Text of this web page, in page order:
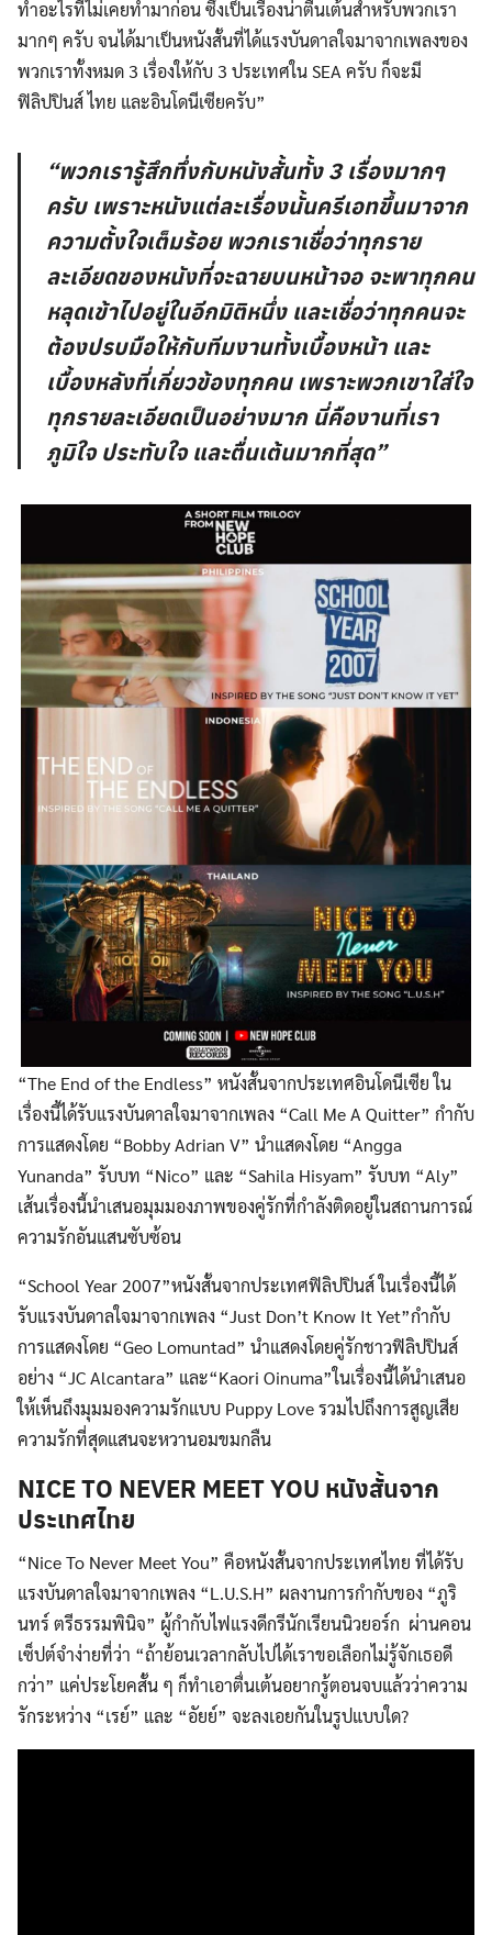
ทำอะไรที่ไม่เคยทำมาก่อน ซึ่งเป็นเรื่องน่าตื่นเต้นสำหรับพวกเรา
มากๆ ครับ จนได้มาเป็นหนังสั้นที่ได้แรงบันดาลใจมาจากเพลงของ
พวกเราทั้งหมด 3 เรื่องให้กับ 3 ประเทศใน SEA ครับ ก็จะมี
ฟิลิปปินส์ ไทย และอินโดนีเซียครับ”
“พวกเรารู้สึกทึ่งกับหนังสั้นทั้ง 3 เรื่องมากๆ
ครับ เพราะหนังแต่ละเรื่องนั้นครีเอทขึ้นมาจาก
ความตั้งใจเต็มร้อย พวกเราเชื่อว่าทุกราย
ละเอียดของหนังที่จะฉายบนหน้าจอ จะพาทุกคน
หลุดเข้าไปอยู่ในอีกมิติหนึ่ง และเชื่อว่าทุกคนจะ
ต้องปรบมือให้กับทีมงานทั้งเบื้องหน้า และ
เบื้องหลังที่เกี่ยวข้องทุกคน เพราะพวกเขาใส่ใจ
ทุกรายละเอียดเป็นอย่างมาก นี่คืองานที่เรา
ภูมิใจ ประทับใจ และตื่นเต้นมากที่สุด”
“The End of the Endless” หนังสั้นจากประเทศอินโดนีเซีย ใน
เรื่องนี้ได้รับแรงบันดาลใจมาจากเพลง “Call Me A Quitter” กำกับ
การแสดงโดย “Bobby Adrian V” นำแสดงโดย “Angga
Yunanda” รับบท “Nico” และ “Sahila Hisyam” รับบท “Aly”
เส้นเรื่องนี้นำเสนอมุมมองภาพของคู่รักที่กำลังติดอยู่ในสถานการณ์
ความรักอันแสนซับซ้อน
“School Year 2007”หนังสั้นจากประเทศฟิลิปปินส์ ในเรื่องนี้ได้
รับแรงบันดาลใจมาจากเพลง “Just Don’t Know It Yet”กำกับ
การแสดงโดย “Geo Lomuntad” นำแสดงโดยคู่รักชาวฟิลิปปินส์
อย่าง “JC Alcantara” และ“Kaori Oinuma”ในเรื่องนี้ได้นำเสนอ
ให้เห็นถึงมุมมองความรักแบบ Puppy Love รวมไปถึงการสูญเสีย
ความรักที่สุดแสนจะหวานอมขมกลืน
NICE TO NEVER MEET YOU หนังสั้นจาก
ประเทศไทย
“Nice To Never Meet You” คือหนังสั้นจากประเทศไทย ที่ได้รับ
แรงบันดาลใจมาจากเพลง “L.U.S.H” ผลงานการกำกับของ “ภูริ
นทร์ ตรีธรรมพินิจ” ผู้กำกับไฟแรงดีกรีนักเรียนนิวยอร์ก ผ่านคอน
เซ็ปต์จำง่ายที่ว่า “ถ้าย้อนเวลากลับไปได้เราขอเลือกไม่รู้จักเธอดี
กว่า” แค่ประโยคสั้น ๆ ก็ทำเอาตื่นเต้นอยากรู้ตอนจบแล้วว่าความ
รักระหว่าง “เรย์” และ “อัยย์” จะลงเอยกันในรูปแบบใด?